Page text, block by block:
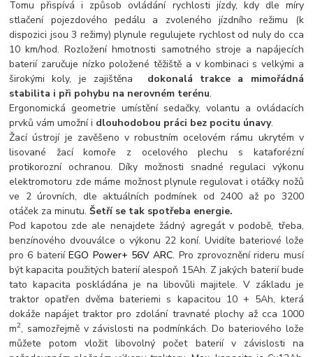
Tomu přispívá i způsob ovládání rychlosti jízdy, kdy dle míry
stlačení pojezdového pedálu a zvoleného jízdního režimu (k
dispozici jsou 3 režimy) plynule regulujete rychlost od nuly do cca
10 km/hod. Rozložení hmotnosti samotného stroje a napájecích
baterií zaručuje nízko položené těžiště a v kombinaci s velkými a
širokými koly, je zajištěna dokonalá trakce a mimořádná
stabilita i při pohybu na nerovném terénu.
Ergonomická geometrie umístění sedačky, volantu a ovládacích
prvků vám umožní i dlouhodobou práci bez pocitu únavy.
Žací ústrojí je zavěšeno v robustním ocelovém rámu ukrytém v
lisované žací komoře z ocelového plechu s kataforézní
protikorozní ochranou. Díky možnosti snadné regulaci výkonu
elektromotoru zde máme možnost plynule regulovat i otáčky nožů
ve 2 úrovních, dle aktuálních podmínek od 2400 až po 3200
otáček za minutu.Šetří se tak spotřeba energie.
Pod kapotou zde ale nenajdete žádný agregát v podobě, třeba,
benzínového dvouválce o výkonu 22 koní. Uvidíte bateriové lože
pro 6 bateriíEGO Power+ 56V ARC. Pro zprovoznění rideru musí
být kapacita použitých baterií alespoň 15Ah. Z jakých baterií bude
tato kapacita poskládána je na libovůli majitele. V základu je
traktor opatřen dvěma bateriemi s kapacitou 10 + 5Ah, která
dokáže napájet traktor pro zdolání travnaté plochy až cca 1000
m2, samozřejmě v závislosti na podmínkách. Do bateriového lože
můžete potom vložit libovolný počet baterií v závislosti na